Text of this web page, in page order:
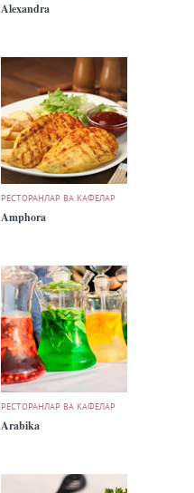
Alexandra
РЕСТОРАНЛАР ВА КАФЕЛАР
Amphora
РЕСТОРАНЛАР ВА КАФЕЛАР
Arabika